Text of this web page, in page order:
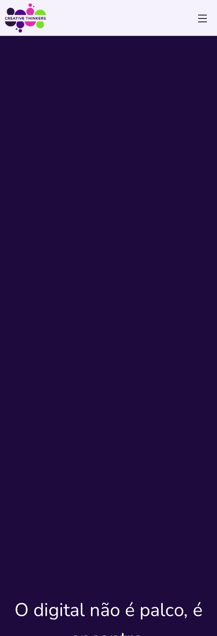
O digital não é palco, é